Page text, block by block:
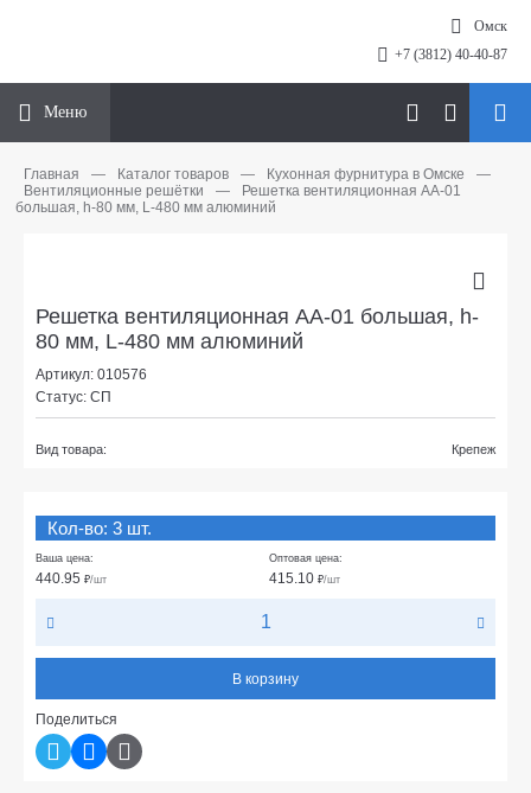
Омск
+7 (3812) 40-40-87
Меню
Главная — Каталог товаров — Кухонная фурнитура в Омске
—
Вентиляционные решётки
—
Решетка вентиляционная АА-01
большая, h-80 мм, L-480 мм алюминий
Решетка вентиляционная АА-01 большая, h-
80 мм, L-480 мм алюминий
Артикул: 010576
Статус: СП
Вид товара: Крепеж
Кол-во: 3 шт.
Ваша цена:
440.95 ₽/шт
Оптовая цена:
415.10 ₽/шт
В корзину
Поделиться